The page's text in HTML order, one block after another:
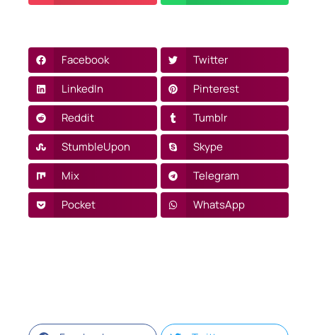
Facebook
Twitter
LinkedIn
Pinterest
Reddit
Tumblr
StumbleUpon
Skype
Mix
Telegram
Pocket
WhatsApp